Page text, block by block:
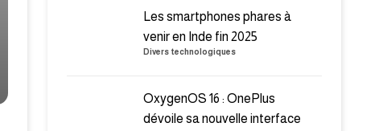
Les smartphones phares à
venir en Inde fin 2025
Divers technologiques
OxygenOS 16 : OnePlus
dévoile sa nouvelle interface